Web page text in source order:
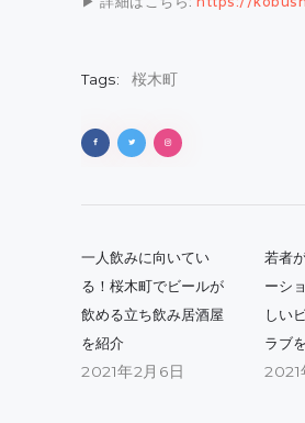
Tags: 桜木町
稿
ナ
ビ
ゲ
Previous
一人飲みに向いてい
る！桜木町でビールが
飲める立ち飲み居酒屋
を紹介
2021年2月6日
Next
若者
ーシ
しい
ラブ
2021